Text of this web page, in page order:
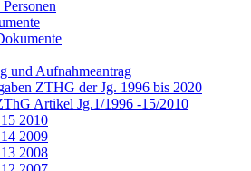
und Aufnahmeantrag
ZTHG der Jg. 1996 bis 2020
Artikel Jg.1/1996 -15/2010
2010
2009
2008